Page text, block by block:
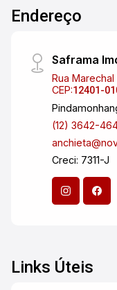
Endereço
Saframa
Rua
CEP:12401-
(12) 3642-
Creci: 7311-J
Links Úteis